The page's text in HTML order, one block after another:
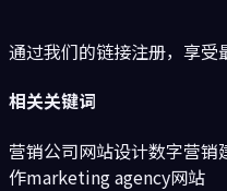
通过我们的链接注册，享受
相关关键词
营销公司网站设计数字营销
作marketing agency网站